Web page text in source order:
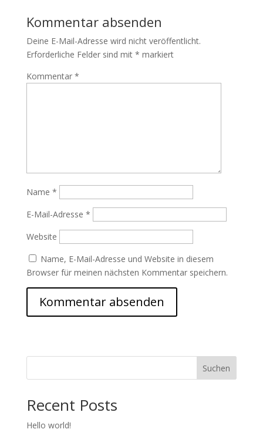
Kommentar absenden
Deine E-Mail-Adresse wird nicht veröffentlicht.
Erforderliche Felder sind mit * markiert
Kommentar *
Name *
E-Mail-Adresse *
Website
Name, E-Mail-Adresse und Website in diesem
Browser für meinen nächsten Kommentar speichern.
Suchen
Recent Posts
Hello world!